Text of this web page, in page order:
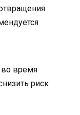
во время
риск